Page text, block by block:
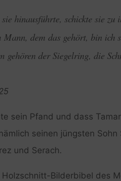
hinausführte, schickte sie
Mann, dem das gehört, bin ich
gehören der Siegelring, die
sein Pfand und dass
seinen jüngsten
und Serach.
Holzschnitt-Bilderbibel des